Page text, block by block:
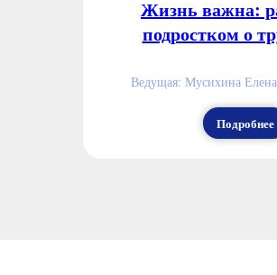
Жизнь важна:
подростком о
Ведущая: Мусихина
Подробнее